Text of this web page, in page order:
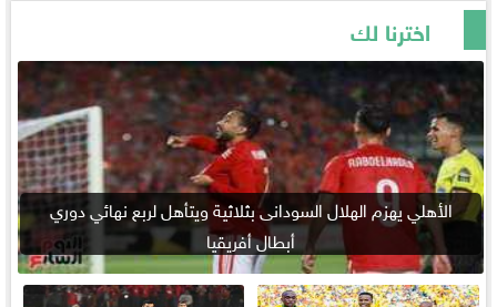
اخترنا لك
الأهلي يهزم الهلال السودانى بثلاثية ويتأهل لربع نهائي دوري
أبطال أفريقيا